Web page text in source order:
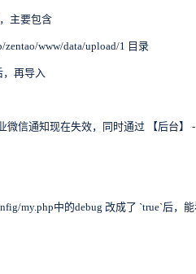
主要包含
www/data/upload/1 目录
再导入
微信通知现在失效，同时通过 【后台】
my.php中的debug 改成了 `true`后，